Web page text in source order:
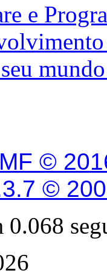
e
©
©
0.068